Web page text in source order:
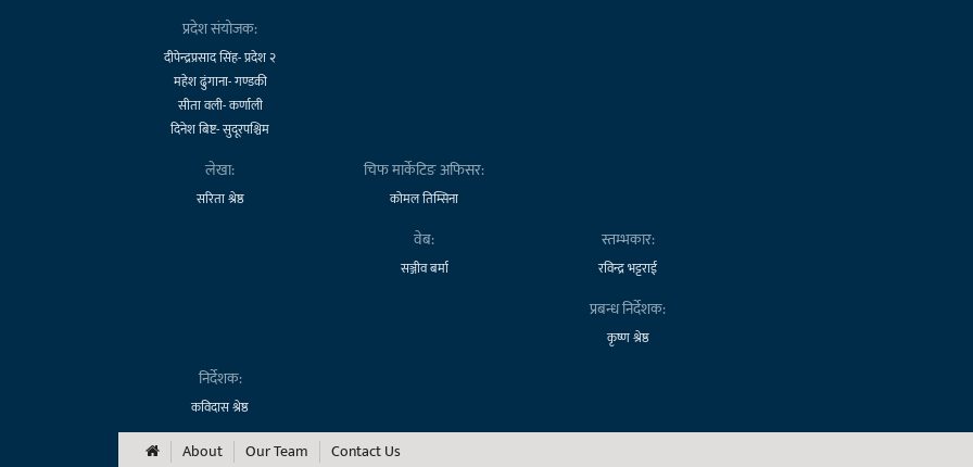
प्रदेश संयोजक:
दीपेन्द्रप्रसाद सिंह- प्रदेश २
महेश ढुंगाना- गण्डकी
सीता वली- कर्णाली
दिनेश बिष्ट- सुदूरपश्चिम
लेखा:
सरिता श्रेष्ठ
चिफ मार्केटिङ अफिसर:
कोमल तिम्सिना
वेब:
सञ्जीव बर्मा
स्तम्भकार:
रविन्द्र भट्टराई
प्रबन्ध निर्देशक:
कृष्ण श्रेष्ठ
निर्देशक:
कविदास श्रेष्ठ
About Our Team Contact Us